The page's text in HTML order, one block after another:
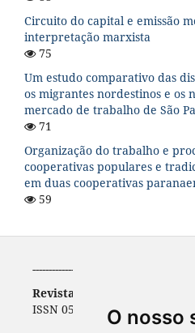
O nosso
Circuito do capital e emissão
interpretação marxista
75
Um estudo comparativo das
os migrantes nordestinos e os
mercado de trabalho de São
71
Organização do trabalho e
cooperativas populares e
em duas cooperativas
59
Revista de Economia
ISSN 0556-5782 | e-ISSN